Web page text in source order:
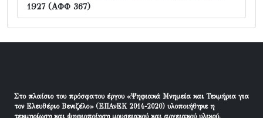
1927 (ΑΦΦ 367)
Στο πλαίσιο του πρόσφατου έργου «Ψηφιακά Μνημεία και Τεκμήρια για
τον Ελευθέριο Βενιζέλο» (ΕΠΑνΕΚ 2014-2020) υλοποιήθηκε η
τεκμηρίωση και ψηφιοποίηση μουσειακού και αρχειακού υλικού.